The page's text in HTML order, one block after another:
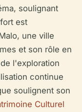
soulignant
est
une ville
et son rôle en
l'exploration
continue
soulignent son
Culturel